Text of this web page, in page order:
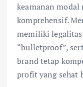
keamanan
komprehensif.
memiliki
“bulletproof”,
brand tetap
profit yang sehat